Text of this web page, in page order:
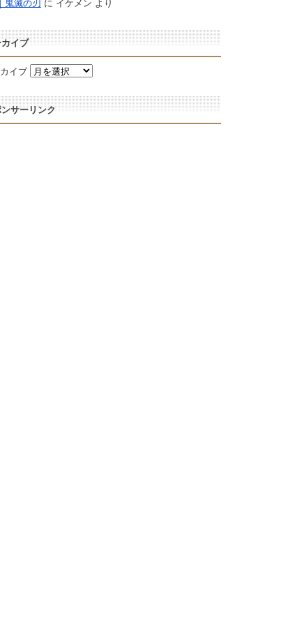
｜鬼滅の刃 に イケメン より
カイブ
イブ
ンサーリンク